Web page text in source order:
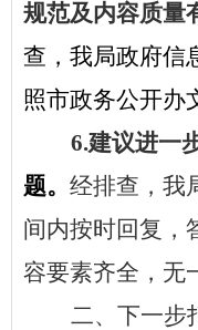
规范及内容质量
查，我局政府信
照市政务公开办
6.建议进一
题。 经排查，我
间内按时回复，
容要素齐全，无
二、下一步